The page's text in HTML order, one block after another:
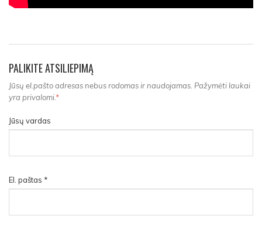
PALIKITE ATSILIEPIMĄ
Jūsų el.pašto adresas nebus rodomas ir naudojamas. Pažymėti laukai
yra privalomi.*
Jūsų vardas
El. paštas *